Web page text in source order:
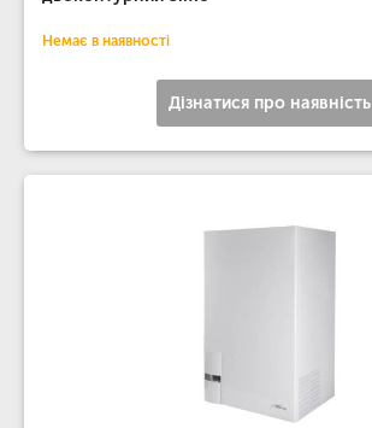
Немає в наявності
Дізнатися про наявність